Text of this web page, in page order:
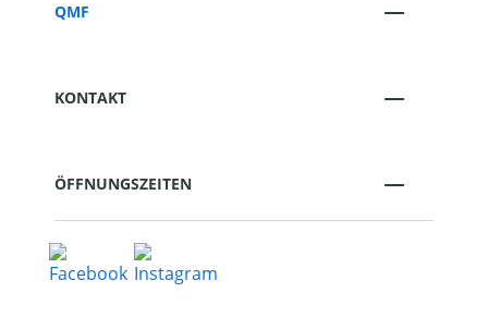
QMF
KONTAKT
ÖFFNUNGSZEITEN